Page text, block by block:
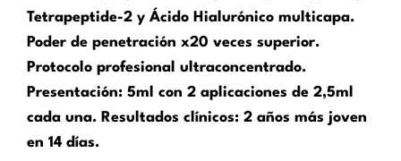
Tetrapeptide-2 y Ácido Hialurónico multicapa.
Poder de penetración x20 veces superior.
Protocolo profesional ultraconcentrado.
Presentación: 5ml con 2 aplicaciones de 2,5ml
cada una. Resultados clínicos: 2 años más joven
en 14 días.